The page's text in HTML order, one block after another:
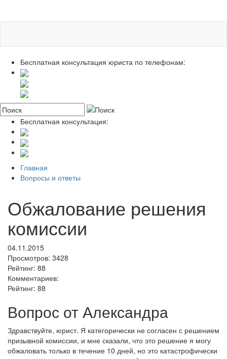
Бесплатная консультация юриста по телефонам:
Бесплатная консультация:
Главная
Вопросы и ответы
Обжалование решения
комиссии
04.11.2015
Просмотров: 3428
Рейтинг: 88
Комментариев:
Рейтинг: 88
Вопрос от Александра
Здравствуйте, юрист. Я категорически не согласен с решением
призывной комиссии, и мне сказали, что это решение я могу
обжаловать только в течение 10 дней, но это катастрофически